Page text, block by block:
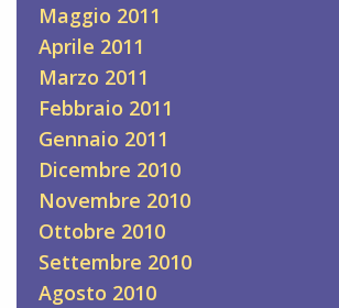
Maggio 2011
Aprile 2011
Marzo 2011
Febbraio 2011
Gennaio 2011
Dicembre 2010
Novembre 2010
Ottobre 2010
Settembre 2010
Agosto 2010